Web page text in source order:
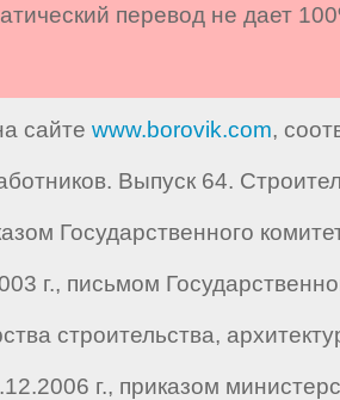
перевод не дает
сайте www.borovik.com,
Выпуск 64.
Государственного
г., письмом
строительства,
г., приказом